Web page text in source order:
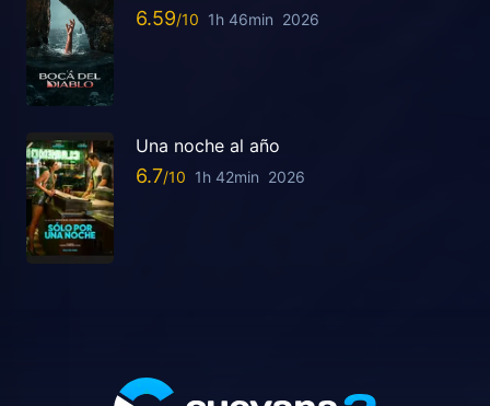
6.59 1h 46min 2026
Una noche al año
6.7 1h 42min 2026